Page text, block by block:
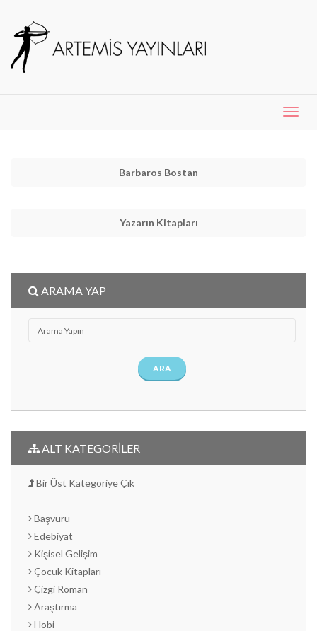
Barbaros Bostan
Yazarın Kitapları
ARAMA YAP
ARA
ALT KATEGORİLER
Bir Üst Kategoriye Çık
Başvuru
Edebiyat
Kişisel Gelişim
Çocuk Kitapları
Çizgi Roman
Araştırma
Hobi